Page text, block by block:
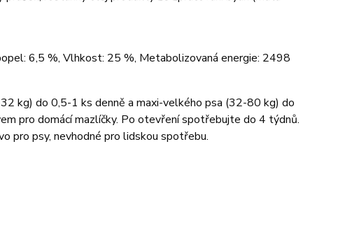
6,5 %, Vlhkost: 25 %, Metabolizovaná energie: 2498
kg) do 0,5-1 ks denně a maxi-velkého psa (32-80 kg) do
pro domácí mazlíčky. Po otevření spotřebujte do 4 týdnů.
pro psy, nevhodné pro lidskou spotřebu.